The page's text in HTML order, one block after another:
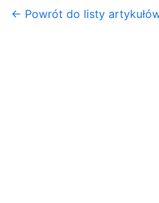
← Powrót do listy